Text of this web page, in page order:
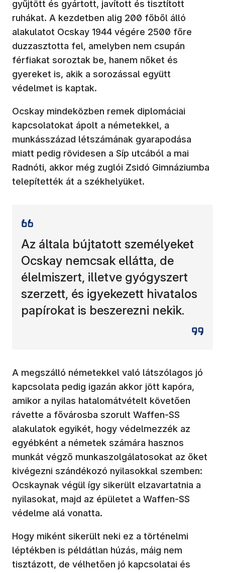
gyűjtött és gyártott, javított és tisztított
ruhákat. A kezdetben alig 200 főből álló
alakulatot Ocskay 1944 végére 2500 főre
duzzasztotta fel, amelyben nem csupán
férfiakat soroztak be, hanem nőket és
gyereket is, akik a sorozással együtt
védelmet is kaptak.
Ocskay mindeközben remek diplomáciai
kapcsolatokat ápolt a németekkel, a
munkásszázad létszámának gyarapodása
miatt pedig rövidesen a Síp utcából a mai
Radnóti, akkor még zuglói Zsidó Gimnáziumba
telepítették át a székhelyüket.
Az általa bújtatott személyeket
Ocskay nemcsak ellátta, de
élelmiszert, illetve gyógyszert
szerzett, és igyekezett hivatalos
papírokat is beszerezni nekik.
A megszálló németekkel való látszólagos jó
kapcsolata pedig igazán akkor jött kapóra,
amikor a nyilas hatalomátvételt követően
rávette a fővárosba szorult Waffen-SS
alakulatok egyikét, hogy védelmezzék az
egyébként a németek számára hasznos
munkát végző munkaszolgálatosokat az őket
kivégezni szándékozó nyilasokkal szemben:
Ocskaynak végül így sikerült elzavartatnia a
nyilasokat, majd az épületet a Waffen-SS
védelme alá vonatta.
Hogy miként sikerült neki ez a történelmi
léptékben is példátlan húzás, máig nem
tisztázott, de vélhetően jó kapcsolatai és